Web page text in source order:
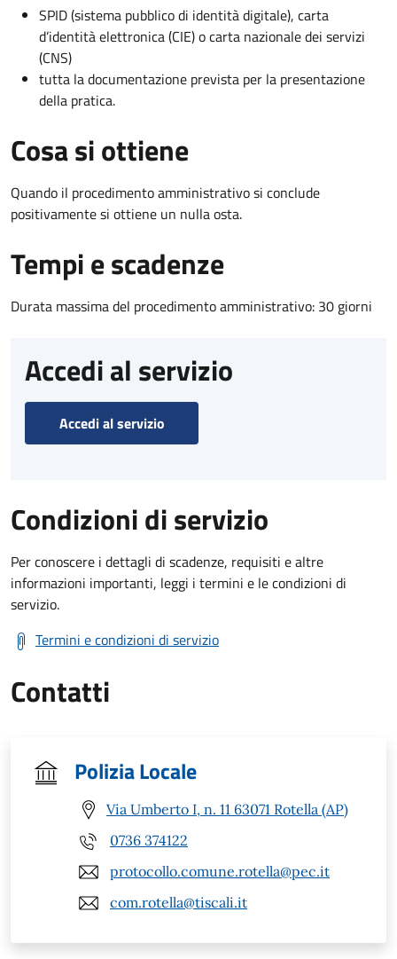
SPID (sistema pubblico di identità digitale), carta
d’identità elettronica (CIE) o carta nazionale dei servizi
(CNS)
tutta la documentazione prevista per la presentazione
della pratica.
Cosa si ottiene
Quando il procedimento amministrativo si conclude
positivamente si ottiene un nulla osta.
Tempi e scadenze
Durata massima del procedimento amministrativo: 30 giorni
Accedi al servizio
Accedi al servizio
Condizioni di servizio
Per conoscere i dettagli di scadenze, requisiti e altre
informazioni importanti, leggi i termini e le condizioni di
servizio.
Termini e condizioni di servizio
Contatti
Polizia Locale
Via Umberto I, n. 11 63071 Rotella (AP)
0736 374122
protocollo.comune.rotella@pec.it
com.rotella@tiscali.it